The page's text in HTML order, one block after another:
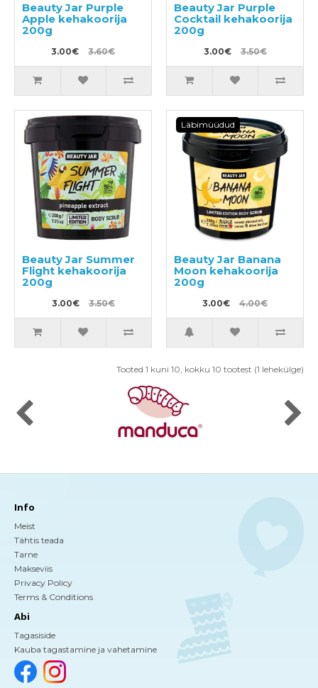
Beauty Jar Purple
Apple kehakoorija
200g
3.00€ 3.60€
Beauty Jar Purple
Cocktail kehakoorija
200g
3.00€ 3.50€
Beauty Jar Summer
Flight kehakoorija
200g
3.00€ 3.50€
Läbimüüdud
Beauty Jar Banana
Moon kehakoorija
200g
3.00€ 4.00€
Tooted 1 kuni 10, kokku 10 tootest (1 lehekülge)
Info
Meist
Tähtis teada
Tarne
Makseviis
Privacy Policy
Terms & Conditions
Abi
Tagasiside
Kauba tagastamine ja vahetamine